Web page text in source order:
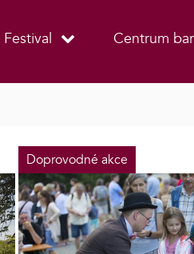
Festival Centrum
Doprovodné akce